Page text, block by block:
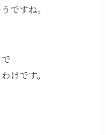
ですね。
けです。